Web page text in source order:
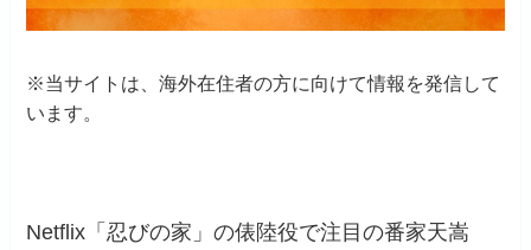
※当サイトは、海外在住者の方に向けて情報を発信して
います。
Netflix「忍びの家」の俵陸役で注目の番家天嵩